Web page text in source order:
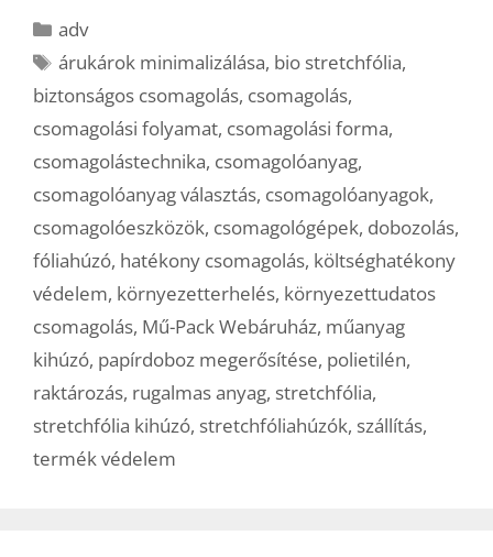
Kategória
adv
Címkék
árukárok minimalizálása, bio stretchfólia,
biztonságos csomagolás, csomagolás,
csomagolási folyamat, csomagolási forma,
csomagolástechnika, csomagolóanyag,
csomagolóanyag választás, csomagolóanyagok,
csomagolóeszközök, csomagológépek, dobozolás,
fóliahúzó, hatékony csomagolás, költséghatékony
védelem, környezetterhelés, környezettudatos
csomagolás, Mű-Pack Webáruház, műanyag
kihúzó, papírdoboz megerősítése, polietilén,
raktározás, rugalmas anyag, stretchfólia,
stretchfólia kihúzó, stretchfóliahúzók, szállítás,
termék védelem